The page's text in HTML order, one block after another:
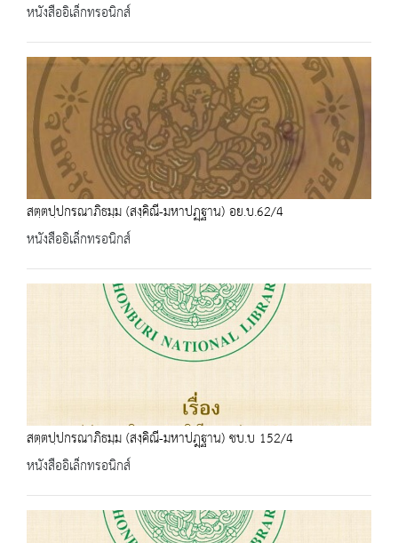
หนังสืออิเล็กทรอนิกส์
สตฺตปฺปกรณาภิธมฺม (สงฺคิณี-มหาปฏฺฐาน) อย.บ.62/4
หนังสืออิเล็กทรอนิกส์
สตฺตปฺปกรณาภิธมฺม (สงฺคิณี-มหาปฎฺฐาน) ชบ.บ 152/4
หนังสืออิเล็กทรอนิกส์